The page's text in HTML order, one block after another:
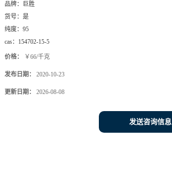
品牌：
巨胜
货号： 是
纯度： 95
cas： 154702-15-5
价格： ￥66/千克
发布日期： 2020-10-23
更新日期： 2026-08-08
发送咨询信息